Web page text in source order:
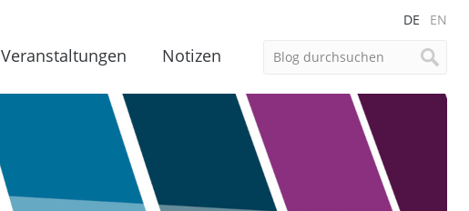
DE EN
Veranstaltungen Notizen